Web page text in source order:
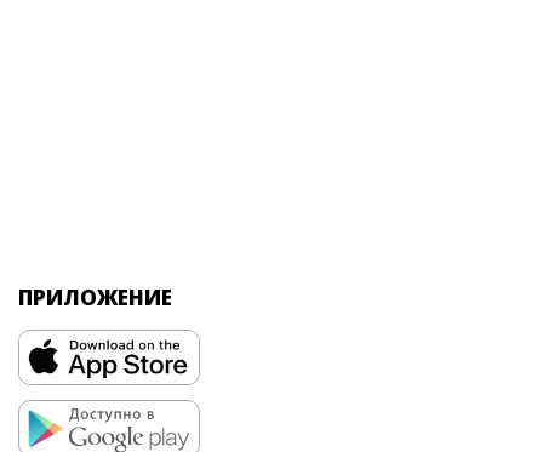
ПРИЛОЖЕНИЕ